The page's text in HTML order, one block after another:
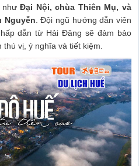
nhưĐại Nội, chùa Thiên Mụ, và
Nguyễn . Đội ngũ hướng dẫn viên
dẫn từ Hải Đăng sẽ đảm bảo
vị, ý nghĩa và tiết kiệm.